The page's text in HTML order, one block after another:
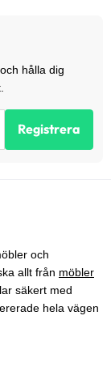
hålla dig
Registrera
och
allt från möbler
säkert med
hela vägen